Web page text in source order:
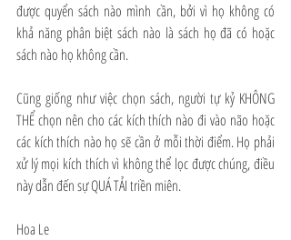
được quyển sách nào mình cần, bởi vì họ không có
khả năng phân biệt sách nào là sách họ đã có hoặc
sách nào họ không cần.
Cũng giống như việc chọn sách, người tự kỷ KHÔNG
THỂ chọn nên cho các kích thích nào đi vào não hoặc
các kích thích nào họ sẽ cần ở mỗi thời điểm. Họ phải
xử lý mọi kích thích vì không thể lọc được chúng, điều
này dẫn đến sự QUÁ TẢI triền miên.
Hoa Le